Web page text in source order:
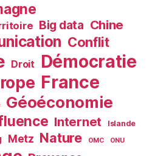
Big data Chine
Conflit
Droit Démocratie
France
Géoéconomie
Internet Islande
Metz Nature OMC ONU